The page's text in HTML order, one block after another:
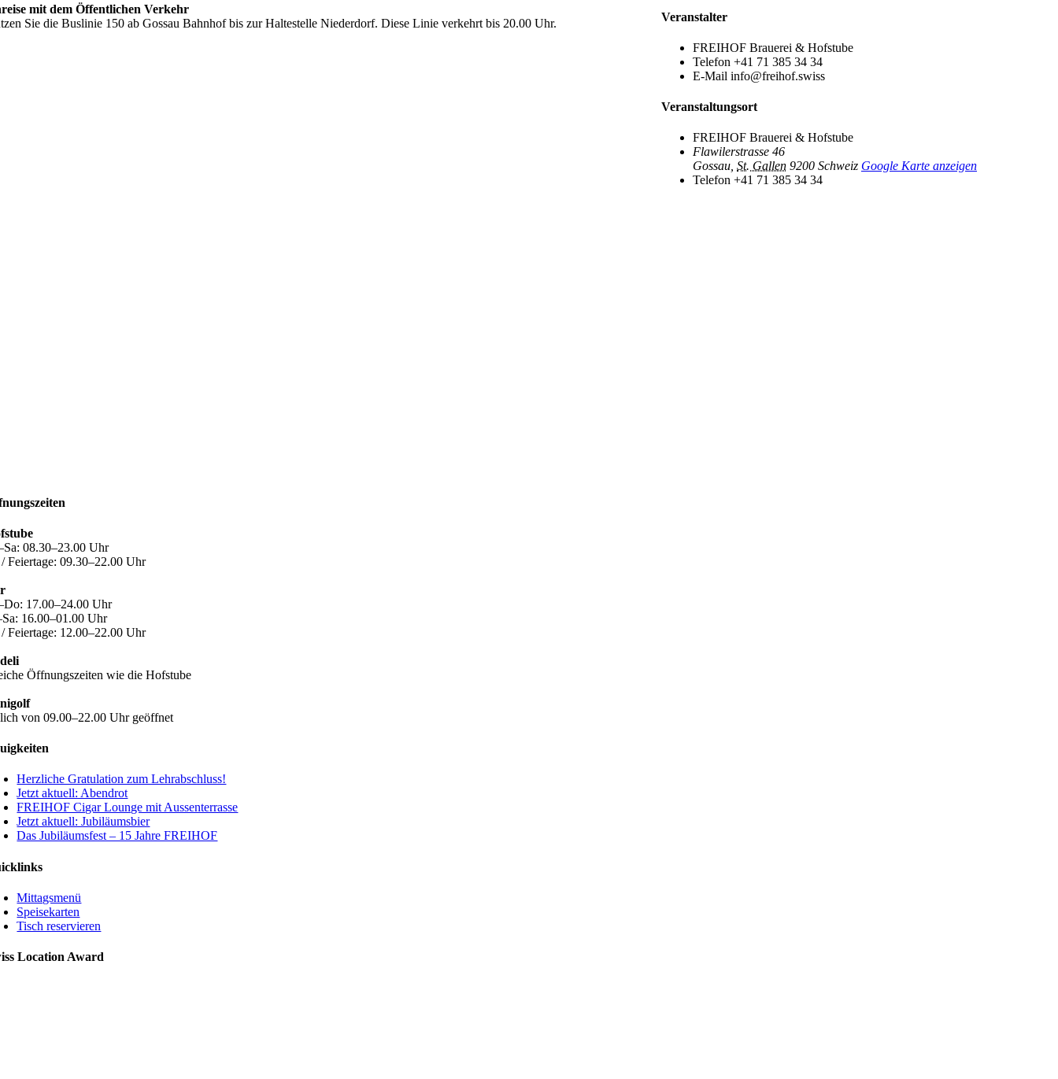
Veranstalter
FREIHOF Brauerei & Hofstube
Telefon +41 71 385 34 34
E-Mail info@freihof.swiss
Veranstaltungsort
FREIHOF Brauerei & Hofstube
Flawilerstrasse 46
Gossau St. Gallen 9200 Schweiz Google Karte anzeigen
Telefon +41 71 385 34 34
mit dem Öffentlichen Verkehr
Sie die Buslinie 150 ab Gossau Bahnhof bis zur Haltestelle Niederdorf. Diese Linie verkehrt bis 20.00 Uhr.
08.30–23.00 Uhr
Feiertage: 09.30–22.00 Uhr
17.00–24.00 Uhr
16.00–01.00 Uhr
Feiertage: 12.00–22.00 Uhr
Öffnungszeiten wie die Hofstube
von 09.00–22.00 Uhr geöffnet
Herzliche Gratulation zum Lehrabschluss!
Jetzt aktuell: Abendrot
FREIHOF Cigar Lounge mit Aussenterrasse
Jetzt aktuell: Jubiläumsbier
Das Jubiläumsfest – 15 Jahre FREIHOF
Mittagsmenü
Speisekarten
Tisch reservieren
Location Award